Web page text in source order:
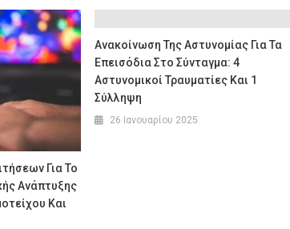
Για Το
Ανάπτυξης
Και
Ανακοίνωση Της Αστυνομίας Για Τα
Επεισόδια Στο Σύνταγμα: 4
Αστυνομικοί Τραυματίες Και 1
Σύλληψη
26 Ιανουαρίου 2025